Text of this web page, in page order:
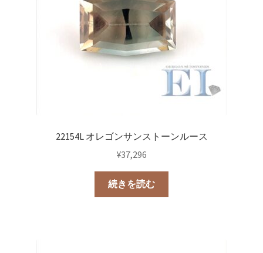
22154L オレゴンサンストーンルース
¥37,296
続きを読む